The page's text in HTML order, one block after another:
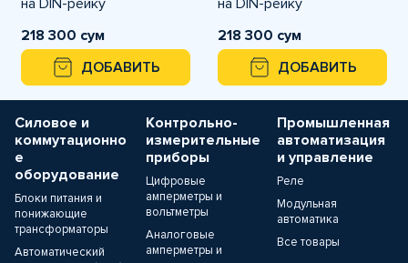
на DIN-рейку
218 300 сум
ДОБАВИТЬ
на DIN-рейку
218 300 сум
ДОБАВИТЬ
Силовое и
коммутационно
е
оборудование
Блоки питания и
понижающие
трансформаторы
Автоматический
Контрольно-
измерительные
приборы
Цифровые
амперметры и
вольтметры
Аналоговые
амперметры и
Промышленная
автоматизация
и управление
Реле
Модульная
автоматика
Все товары